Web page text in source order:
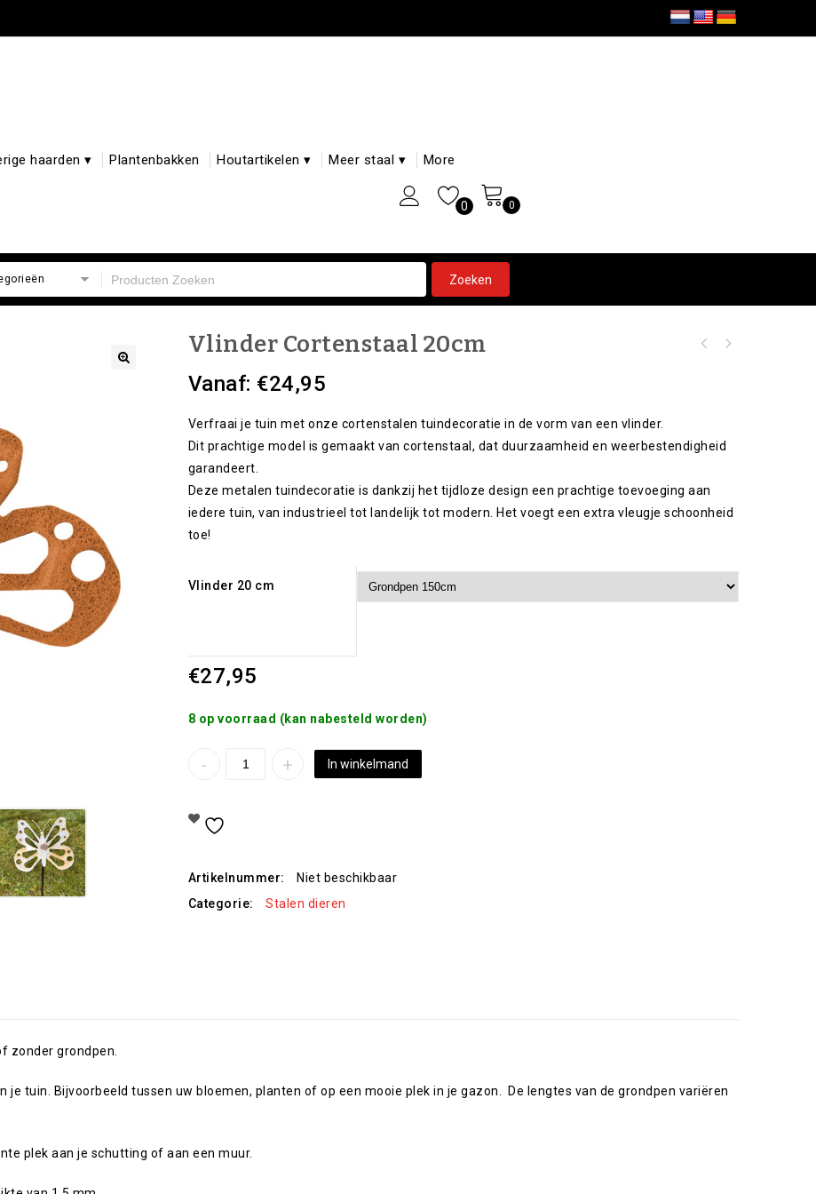
haarden ▾ Plantenbakken Houtartikelen ▾ Meer staal ▾ More
0 0
Vlinder Cortenstaal 20cm
Vanaf: €24,95
Verfraai je tuin met onze cortenstalen tuindecoratie in de vorm van een vlinder.
Dit prachtige model is gemaakt van cortenstaal, dat duurzaamheid en weerbestendigheid
garandeert.
Deze metalen tuindecoratie is dankzij het tijdloze design een prachtige toevoeging aan
iedere tuin, van industrieel tot landelijk tot modern. Het voegt een extra vleugje schoonheid
toe!
Vlinder 20 cm
€27,95
8 op voorraad (kan nabesteld worden)
In winkelmand
Artikelnummer:
Niet beschikbaar
Categorie:
Stalen dieren
zonder grondpen.
je tuin. Bijvoorbeeld tussen uw bloemen, planten of op een mooie plek in je gazon. De lengtes van de grondpen variëren
plek aan je schutting of aan een muur.